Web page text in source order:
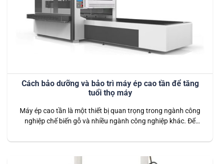
Cách bảo dưỡng và bảo trì máy ép cao tần để tăng
tuổi thọ máy
Máy ép cao tần là một thiết bị quan trọng trong ngành công
nghiệp chế biến gỗ và nhiều ngành công nghiệp khác. Để
bảo dưỡng định kỳ là rất quan trọng. Dưới đây là các bước